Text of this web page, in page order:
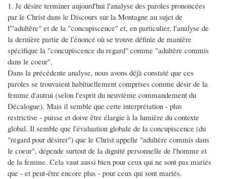
1. Je désire terminer aujourd'hui l'analyse des paroles prononcées
par le Christ dans le Discours sur la Montagne au sujet de
l'"adultère" et de la "concupiscence" et, en particulier, l'analyse de
la dernière partie de l'énoncé où se trouve définie de manière
spécifique la "concupiscence du regard" comme "adultère commis
dans le coeur".
Dans la précédente analyse, nous avons déjà constaté que ces
paroles se trouvaient habituellement comprises comme désir de la
femme d'autrui (selon l'esprit du neuvième commandement du
Décalogue). Mais il semble que cette interprétation - plus
restrictive - puisse et doive être élargie à la lumière du contexte
global. Il semble que l'évaluation globale de la concupiscence (du
"regard pour désirer") que le Christ appelle "adultère commis dans
le coeur", dépende surtout de la dignité personnelle de l'homme et
de la femme. Cela vaut aussi bien pour ceux qui ne sont pas mariés
que - et peut-être encore plus - pour ceux qui sont mariés.